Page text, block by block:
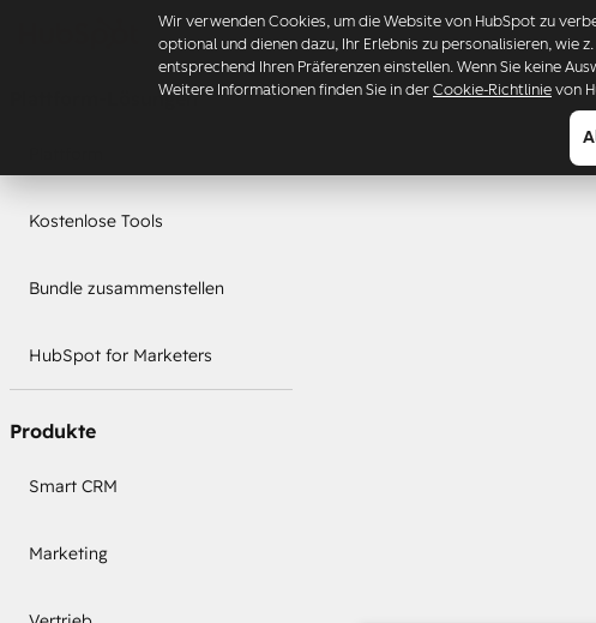
Wir verwenden Cookies, um die Website von HubSpot zu
optional und dienen dazu, Ihr Erlebnis zu personalisieren, wie
entsprechend Ihren Präferenzen einstellen. Wenn Sie keine
Weitere Informationen finden Sie in der Cookie-Richtlinie von
Plattform-Lösungen
Kostenlose Tools
Bundle zusammenstellen
HubSpot for Marketers
Produkte
Smart CRM
Marketing